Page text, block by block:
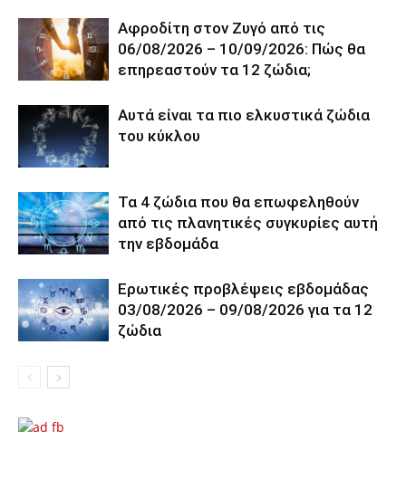
Αφροδίτη στον Ζυγό από τις
06/08/2026 – 10/09/2026: Πώς θα
επηρεαστούν τα 12 ζώδια;
Αυτά είναι τα πιο ελκυστικά ζώδια
του κύκλου
Τα 4 ζώδια που θα επωφεληθούν
από τις πλανητικές συγκυρίες αυτή
την εβδομάδα
Ερωτικές προβλέψεις εβδομάδας
03/08/2026 – 09/08/2026 για τα 12
ζώδια